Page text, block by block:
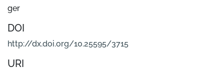
ger
DOI
http://dx.doi.org/10.25595/3715
URI